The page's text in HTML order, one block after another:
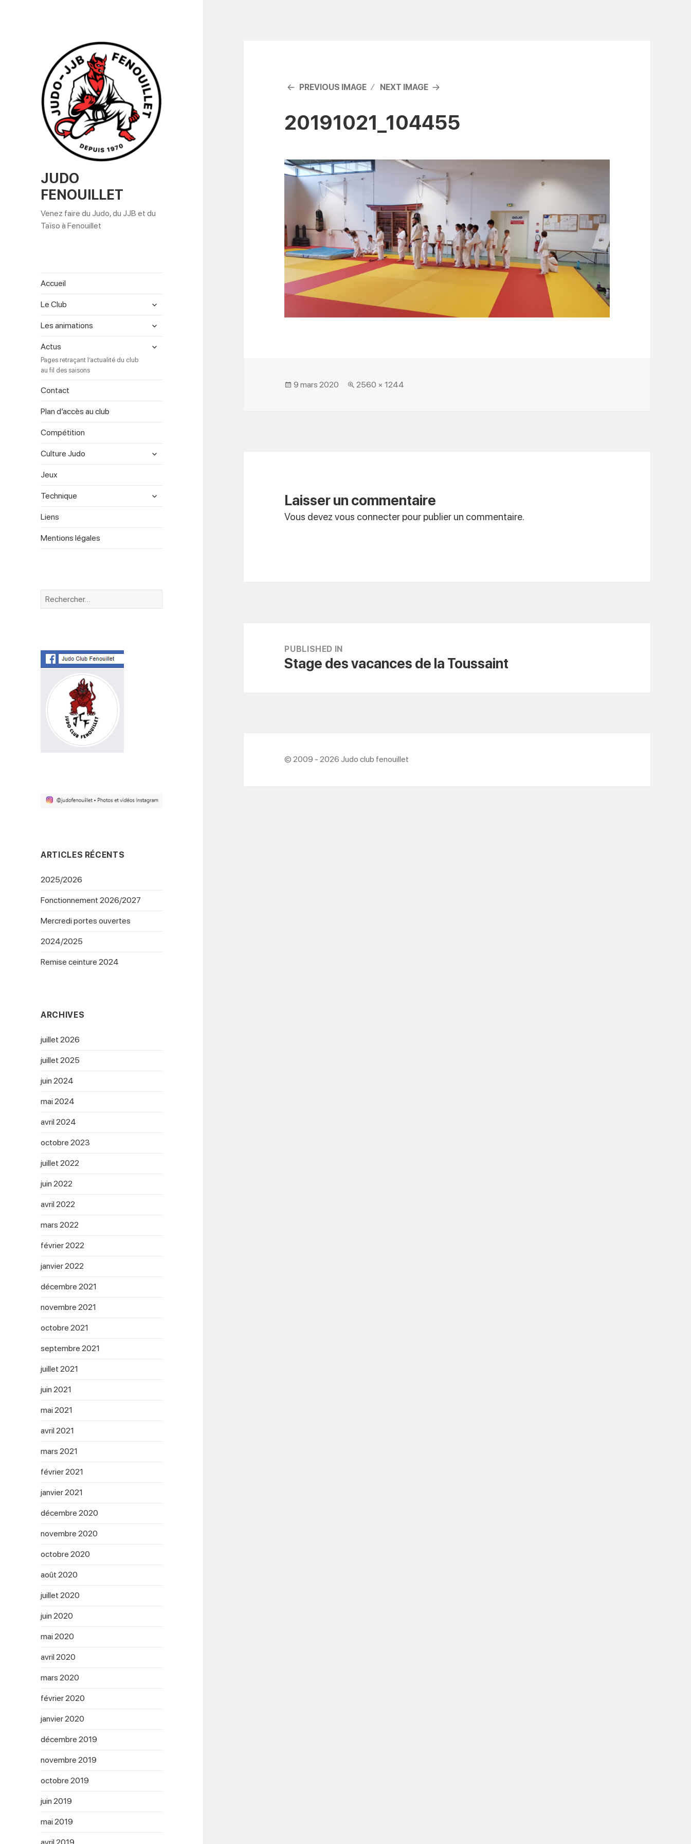
JUDO
FENOUILLET
Venez faire du Judo, du JJB et du
Taïso à Fenouillet
Accueil
Le Club
Les animations
Actus
Pages retraçant l’actualité du club
au fil des saisons
Contact
Plan d’accès au club
Compétition
Culture Judo
Jeux
Technique
Liens
Mentions légales
Rechercher :
ARTICLES RÉCENTS
2025/2026
Fonctionnement 2026/2027
Mercredi portes ouvertes
2024/2025
Remise ceinture 2024
ARCHIVES
juillet 2026
juillet 2025
juin 2024
mai 2024
avril 2024
octobre 2023
juillet 2022
juin 2022
avril 2022
mars 2022
février 2022
janvier 2022
décembre 2021
novembre 2021
octobre 2021
septembre 2021
juillet 2021
juin 2021
mai 2021
avril 2021
mars 2021
février 2021
janvier 2021
décembre 2020
novembre 2020
octobre 2020
août 2020
juillet 2020
juin 2020
mai 2020
avril 2020
mars 2020
février 2020
janvier 2020
décembre 2019
novembre 2019
octobre 2019
juin 2019
mai 2019
PREVIOUS IMAGE NEXT IMAGE
20191021_104455
Posted
9 mars 2020
Full
2560 × 1244
Laisser un commentaire
Vous devezvous connecter pour publier un commentaire.
PUBLISHED IN
Stage des vacances de la Toussaint
© 2009 - 2026 Judo club fenouillet